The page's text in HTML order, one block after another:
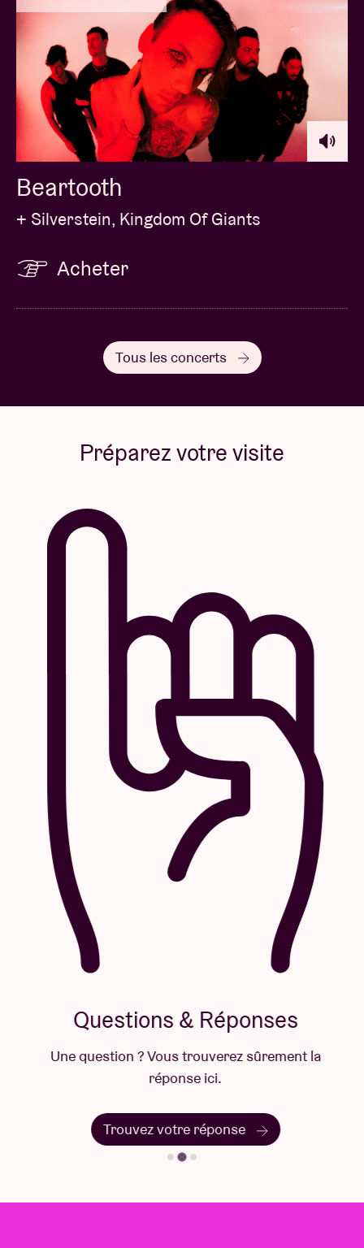
Beartooth
+ Silverstein, Kingdom Of Giants
Acheter
Tous les concerts
Préparez votre visite
Questions & Réponses
Une question ? Vous trouverez sûrement la
réponse ici.
Trouvez votre réponse